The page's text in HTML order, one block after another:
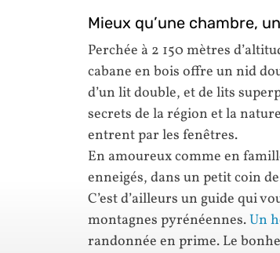
Mieux qu’une chambre,
Perchée à 2 150 mètres
cabane en bois offre un nid
d’un lit double, et de lits
secrets de la région et la
entrent par les fenêtres.
En amoureux comme en
enneigés, dans un petit coin
C’est d’ailleurs un guide qui
montagnes pyrénéennes.Un
randonnée en prime. Le